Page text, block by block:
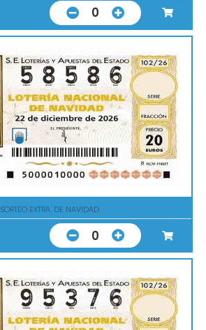
0
SORTEO EXTRA. DE NAVIDAD
0